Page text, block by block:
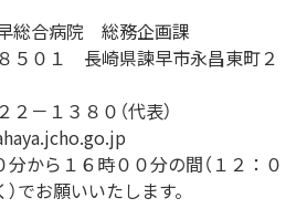
総合病院 総務企画課
５０１ 長崎県諫早市永昌東町２
－１３８０（代表）
から１６時００分の間（１２：０
でお願いいたします。